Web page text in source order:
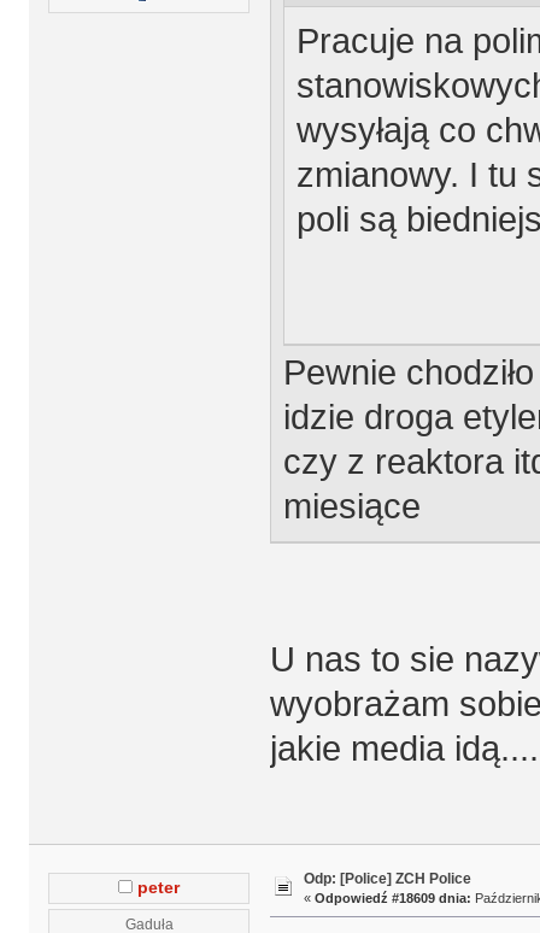
Pracuje na
wysyłają co
zmianowy. I tu
poli są
Pewnie
idzie droga
czy z reaktora
miesiące
U nas to sie
wyobrażam
jakie media
peter
Gaduła
Odp: [Police] ZCH Police
« Odpowiedź #18609 dnia: